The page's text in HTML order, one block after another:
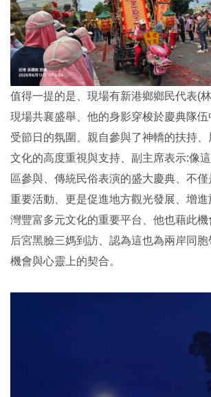
值得一提的是、現場有新港鄉鄉民代表(
現場共襄盛舉、他的身影穿梭於慶典隊
受節日的氛圍、親自參與了神轎的扶持
文化的高度重視與支持、副主席表示:像
區參與、傳統民俗表演的盛大慶典、不
重要活動、更是促進地方觀光發展、增
灣豐富多元文化的重要平台、他也藉此
后宮黑臉三媽到訪、認為這也為兩岸同
機會與心靈上的契合。